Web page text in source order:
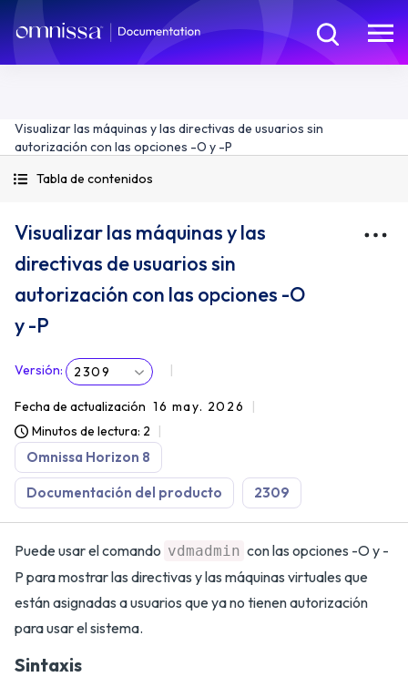
Visualizar las máquinas y las directivas de usuarios sin
autorización con las opciones -O y -P
Tabla de contenidos
Visualizar las máquinas y las
directivas de usuarios sin
autorización con las opciones -O
y -P
Versión: 2309
Fecha de actualización 16 may. 2026
Minutos de lectura: 2
Omnissa Horizon 8
Documentación del producto 2309
Puede usar el comando vdmadmin con las opciones -O y -
P para mostrar las directivas y las máquinas virtuales que
están asignadas a usuarios que ya no tienen autorización
para usar el sistema.
Sintaxis